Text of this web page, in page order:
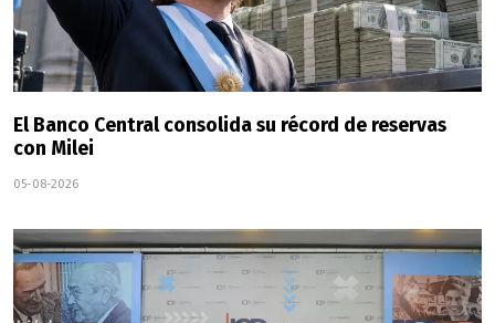
El Banco Central consolida su récord de reservas
con Milei
05-08-2026